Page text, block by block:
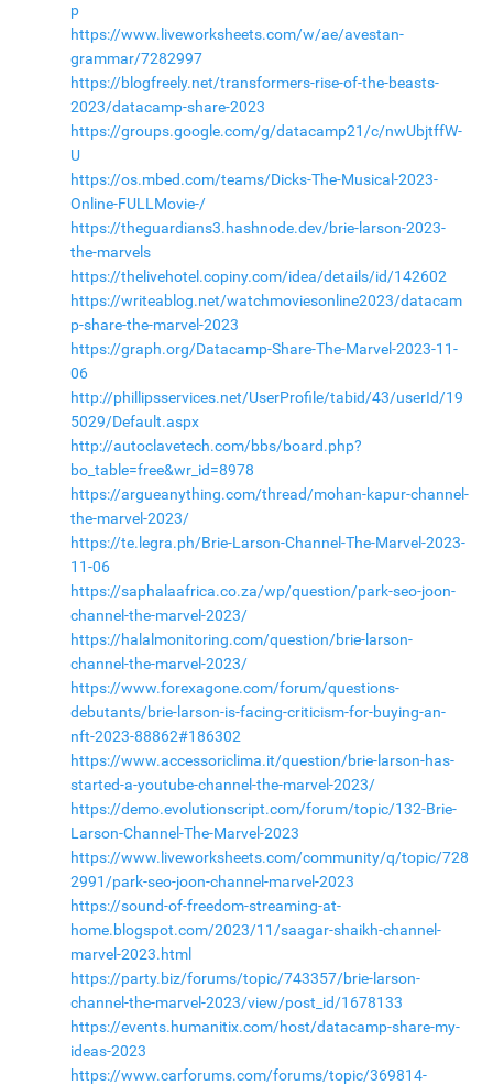
p
https://www.liveworksheets.com/w/ae/avestan-
grammar/7282997
https://blogfreely.net/transformers-rise-of-the-beasts-
2023/datacamp-share-2023
https://groups.google.com/g/datacamp21/c/nwUbjtffW-
U
https://os.mbed.com/teams/Dicks-The-Musical-2023-
Online-FULLMovie-/
https://theguardians3.hashnode.dev/brie-larson-2023-
the-marvels
https://thelivehotel.copiny.com/idea/details/id/142602
https://writeablog.net/watchmoviesonline2023/datacam
p-share-the-marvel-2023
https://graph.org/Datacamp-Share-The-Marvel-2023-11-
06
http://phillipsservices.net/UserProfile/tabid/43/userId/19
5029/Default.aspx
http://autoclavetech.com/bbs/board.php?
bo_table=free&wr_id=8978
https://argueanything.com/thread/mohan-kapur-channel-
the-marvel-2023/
https://te.legra.ph/Brie-Larson-Channel-The-Marvel-2023-
11-06
https://saphalaafrica.co.za/wp/question/park-seo-joon-
channel-the-marvel-2023/
https://halalmonitoring.com/question/brie-larson-
channel-the-marvel-2023/
https://www.forexagone.com/forum/questions-
debutants/brie-larson-is-facing-criticism-for-buying-an-
nft-2023-88862#186302
https://www.accessoriclima.it/question/brie-larson-has-
started-a-youtube-channel-the-marvel-2023/
https://demo.evolutionscript.com/forum/topic/132-Brie-
Larson-Channel-The-Marvel-2023
https://www.liveworksheets.com/community/q/topic/728
2991/park-seo-joon-channel-marvel-2023
https://sound-of-freedom-streaming-at-
home.blogspot.com/2023/11/saagar-shaikh-channel-
marvel-2023.html
https://party.biz/forums/topic/743357/brie-larson-
channel-the-marvel-2023/view/post_id/1678133
https://events.humanitix.com/host/datacamp-share-my-
ideas-2023
https://www.carforums.com/forums/topic/369814-